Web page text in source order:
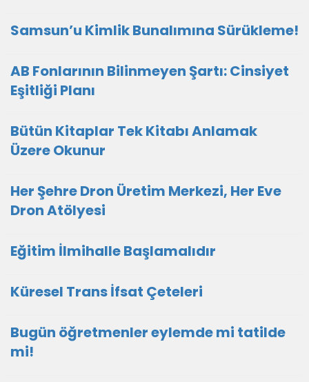
Samsun’u Kimlik Bunalımına Sürükleme!
AB Fonlarının Bilinmeyen Şartı: Cinsiyet
Eşitliği Planı
Bütün Kitaplar Tek Kitabı Anlamak
Üzere Okunur
Her Şehre Dron Üretim Merkezi, Her Eve
Dron Atölyesi
Eğitim İlmihalle Başlamalıdır
Küresel Trans İfsat Çeteleri
Bugün öğretmenler eylemde mi tatilde
mi!